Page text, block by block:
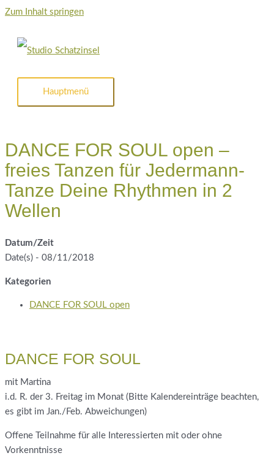
Zum Inhalt springen
Hauptmenü
DANCE FOR SOUL open –
freies Tanzen für Jedermann-
Tanze Deine Rhythmen in 2
Wellen
Datum/Zeit
Date(s) - 08/11/2018
Kategorien
DANCE FOR SOUL open
DANCE FOR SOUL
mit Martina
i.d. R. der 3. Freitag im Monat (Bitte Kalendereinträge beachten,
es gibt im Jan./Feb. Abweichungen)
Offene Teilnahme für alle Interessierten mit oder ohne
Vorkenntnisse